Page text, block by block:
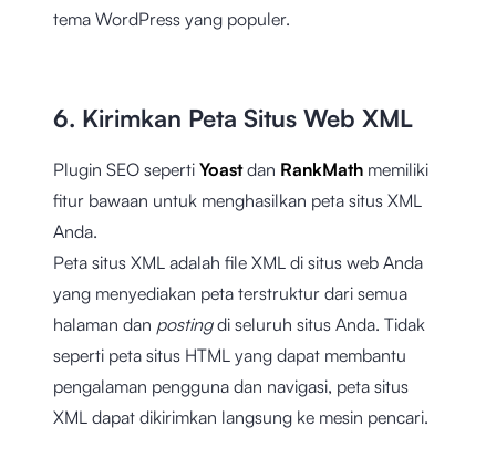
tema WordPress yang populer.
6. Kirimkan Peta Situs Web XML
Plugin SEO seperti Yoastdan RankMath memiliki
fitur bawaan untuk menghasilkan peta situs XML
Anda.
Peta situs XML adalah file XML di situs web Anda
yang menyediakan peta terstruktur dari semua
halaman dan postingdi seluruh situs Anda. Tidak
seperti peta situs HTML yang dapat membantu
pengalaman pengguna dan navigasi, peta situs
XML dapat dikirimkan langsung ke mesin pencari.